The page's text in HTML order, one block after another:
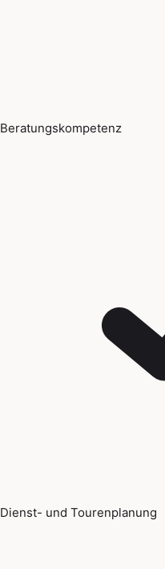
Beratungskompetenz
Dienst- und Tourenplanung